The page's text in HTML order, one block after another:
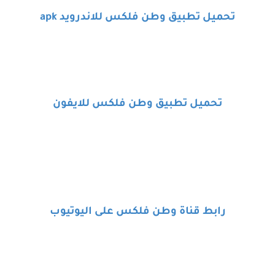
تحميل تطبيق وطن فلكس للاندرويد apk
تحميل تطبيق وطن فلكس للايفون
رابط قناة وطن فلكس على اليوتيوب